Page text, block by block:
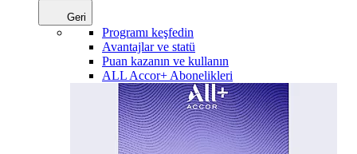
Geri
Programı keşfedin
Avantajlar ve statü
Puan kazanın ve kullanın
ALL Accor+ Abonelikleri